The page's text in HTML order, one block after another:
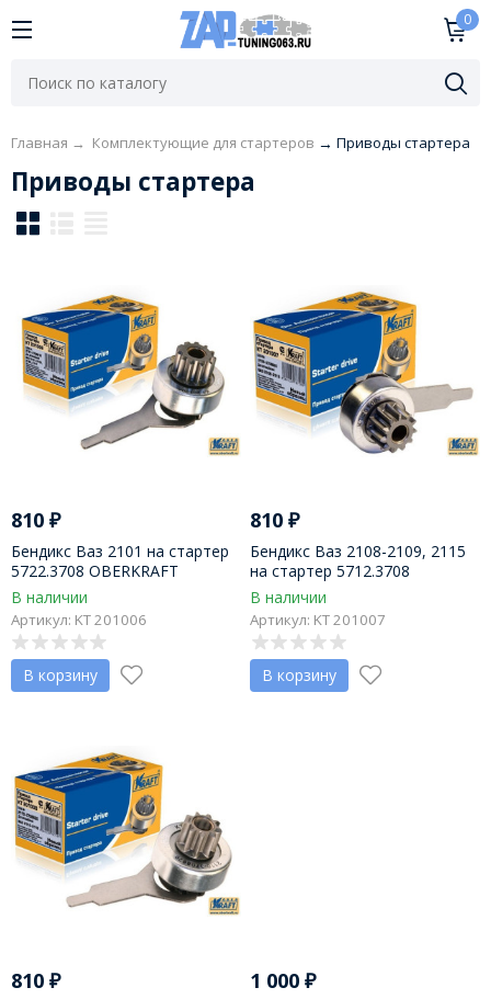
0
Главная → Комплектующие для стартеров → Приводы стартера
Приводы стартера
810 ₽
Бендикс Ваз 2101 на стартер
5722.3708 OBERKRAFT
В наличии
Артикул: KT 201006
В корзину
810₽
Бендикс Ваз 2108-2109, 2115
на стартер 5712.3708
OBERKRAFT
В наличии
Артикул: KT 201007
В корзину
810 ₽ 1 000₽